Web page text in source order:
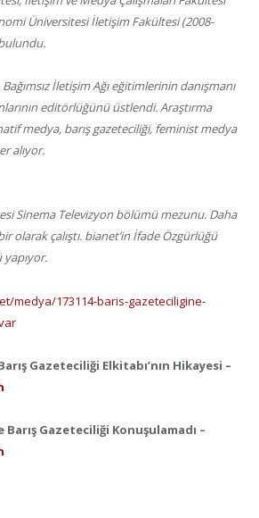
Üniversitesi İletişim Fakültesi (2008-
İletişim Ağı eğitimlerinin danışmanı
editörlüğünü üstlendi. Araştırma
medya, barış gazeteciliği, feminist medya
alıyor.
Sinema Televizyon bölümü mezunu. Daha
olarak çalıştı. bianet’in İfade Özgürlüğü
medya/173114-baris-gazeteciligine-
Barış Gazeteciliği Elkitabı’nın Hikayesi –
Barış Gazeteciliği Konuşulamadı –